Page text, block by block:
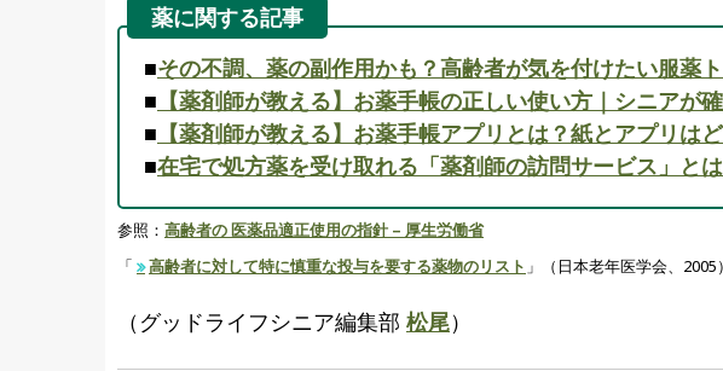
薬に関する記事
■その不調、薬の副作用かも？高齢者が気を付けたい服薬
■ 【薬剤師が教える】お薬手帳の正しい使い方｜シニアが
■ 【薬剤師が教える】お薬手帳アプリとは？紙とアプリは
■在宅で処方薬を受け取れる「薬剤師の訪問サービス」と
参照： 高齢者の 医薬品適正使用の指針 – 厚生労働省
「
高齢者に対して特に慎重な投与を要する薬物のリスト 」（日本老年医学会、2005）
（グッドライフシニア編集部 松尾）